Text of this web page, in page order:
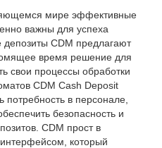
мире эффективные
важны для успеха
CDM предлагают
время решение для
свои процессы обработки
CDM Cash Deposit
потребность в персонале,
безопасность и
CDM прост в
который